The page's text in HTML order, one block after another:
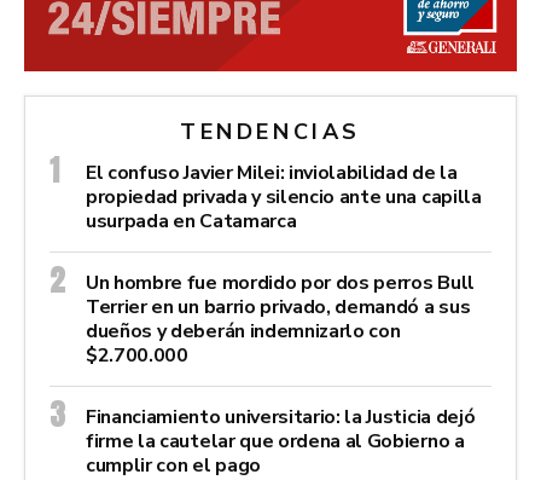
TENDENCIAS
El confuso Javier Milei: inviolabilidad de la
propiedad privada y silencio ante una capilla
usurpada en Catamarca
Un hombre fue mordido por dos perros Bull
Terrier en un barrio privado, demandó a sus
dueños y deberán indemnizarlo con
$2.700.000
Financiamiento universitario: la Justicia dejó
firme la cautelar que ordena al Gobierno a
cumplir con el pago